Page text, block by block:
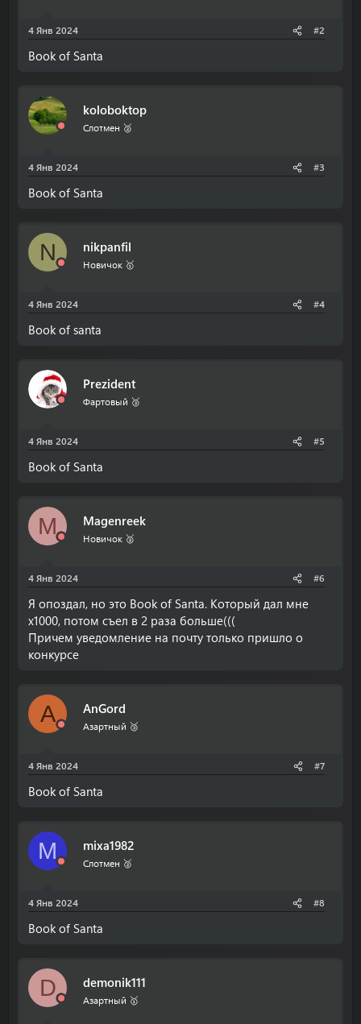
4 Янв 2024 #2
Book of Santa
koloboktop
Слотмен 🥈
4 Янв 2024 #3
Book of Santa
N nikpanfil
Новичок 🥇
4 Янв 2024 #4
Book of santa
Prezident
Фартовый 🥉
4 Янв 2024 #5
Book of Santa
M Magenreek
Новичок 🥈
4 Янв 2024 #6
Я опоздал, но это Book of Santa. Который дал мне
х1000, потом съел в 2 раза больше(((
Причем уведомление на почту только пришло о
конкурсе
A AnGord
Азартный 🥉
4 Янв 2024 #7
Book of Santa
M mixa1982
Слотмен 🥈
4 Янв 2024 #8
Book of Santa
D demonik111
Азартный 🥇